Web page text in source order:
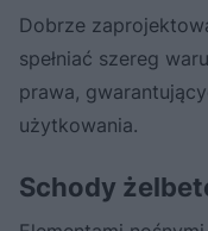
Dobrze
spełniać szereg
prawa,
użytkowania.
Schody